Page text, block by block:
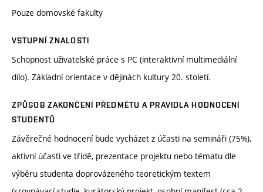
Pouze domovské fakulty
VSTUPNÍ ZNALOSTI
Schopnost uživatelské práce s PC (interaktivní multimediální
dílo). Základní orientace v dějinách kultury 20. století.
ZPŮSOB ZAKONČENÍ PŘEDMĚTU A PRAVIDLA HODNOCENÍ
STUDENTŮ
Závěrečné hodnocení bude vycházet z účasti na semináři (75%),
aktivní účasti ve třídě, prezentace projektu nebo tématu dle
výběru studenta doprovázeného teoretickým textem